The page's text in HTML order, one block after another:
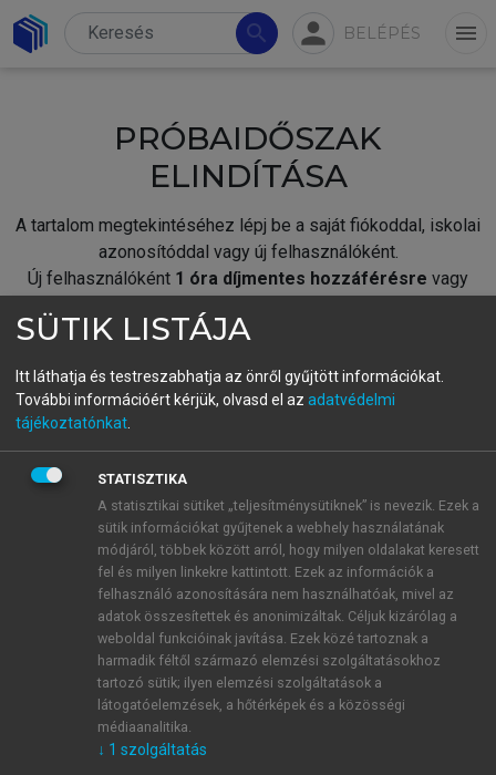
search person BELÉPÉS menu
PRÓBAIDŐSZAK
ELINDÍTÁSA
A tartalom megtekintéséhez lépj be a saját fiókoddal, iskolai
azonosítóddal vagy új felhasználóként.
Új felhasználóként 1 óra díjmentes hozzáférésre vagy
fiókoddal,vagy hozz létre új fiókot.
A regisztráció után apróbaidőszakautomatikusan
BELÉPÉS SAJÁT FIÓKKAL
ÚJ FIÓK LÉTREHOZÁSA
1 óra díjmentes hozzáférés
E-MAIL-CÍM
SÜTIK LISTÁJA
Itt láthatja és testreszabhatja az önről gyűjtött információkat.
További információért kérjük, olvasd el az adatvédelmi
tájékoztatónkat
STATISZTIKA
A statisztikai sütiket „teljesítménysütiknek” is nevezik. Ezek a
sütik információkat gyűjtenek a webhely használatának
módjáról, többek között arról, hogy milyen oldalakat keresett
fel és milyen linkekre kattintott. Ezek az információk a
felhasználó azonosítására nem használhatóak, mivel az
adatok összesítettek és anonimizáltak. Céljuk kizárólag a
weboldal funkcióinak javítása. Ezek közé tartoznak a
harmadik féltől származó elemzési szolgáltatásokhoz
tartozó sütik; ilyen elemzési szolgáltatások a
látogatóelemzések, a hőtérképek és a közösségi
médiaanalitika.
↓ 1 szolgáltatás